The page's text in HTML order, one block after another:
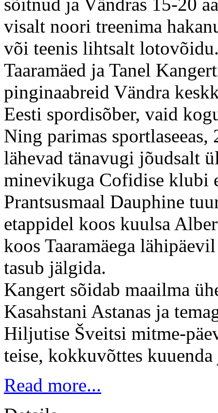
sõitnud ja Vändras 15-20
visalt noori treenima
või teenis lihtsalt
Taaramäed ja Tanel
pinginaabreid Vändra
Eesti spordisõber, vaid
Ning parimas sportlaseeas,
lähevad tänavugi jõudsalt
minevikuga Cofidise klubi
Prantsusmaal Dauphine
etappidel koos kuulsa
koos Taaramäega
tasub jälgida.
Kangert sõidab maailma
Kasahstani Astanas ja
Hiljutise Šveitsi mitme-
teise, kokkuvõttes kuuenda
Read more...